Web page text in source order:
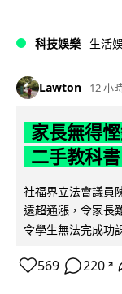
科技娛樂 生活
Lawton 12 小
家長無得
二手教科
社福界立法會議員
遠超通漲，令家長
令學生無法完成功
569 220 ↗